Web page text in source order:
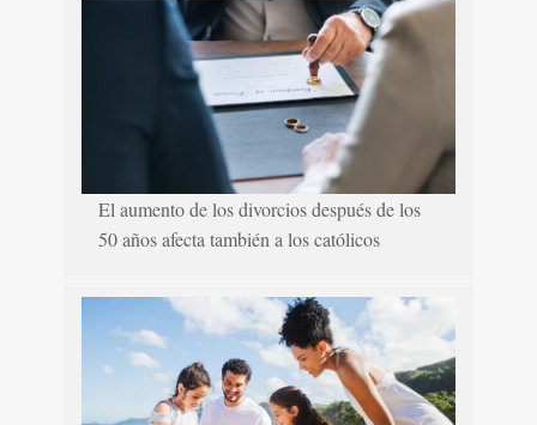
El aumento de los divorcios después de los
50 años afecta también a los católicos